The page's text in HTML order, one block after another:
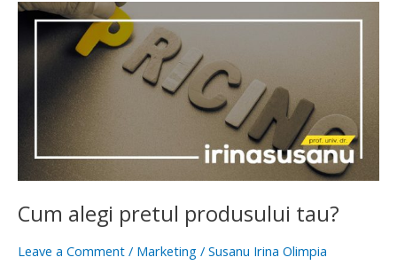
Cum alegi pretul produsului tau?
Leave a Comment / Marketing / Susanu Irina Olimpia
Cum